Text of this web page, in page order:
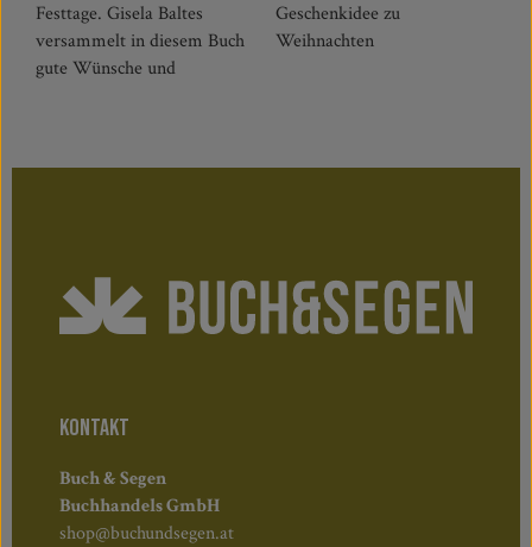
Festtage. Gisela Baltes
versammelt in diesem Buch
gute Wünsche und
Geschenkidee zu
Weihnachten
KONTAKT
Buch & Segen
Buchhandels GmbH
shop@buchundsegen.at